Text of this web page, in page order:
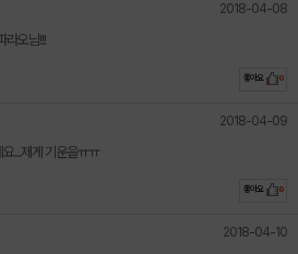
2018-04-08
라오님!!!
좋아요 0
2018-04-09
...제게 기운을ㅠㅠ
좋아요 0
2018-04-10